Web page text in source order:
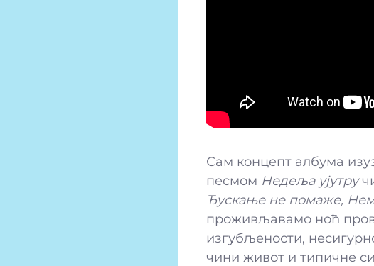
Сам концепт албума
песмом Недеља ујутру
Ђускање не помаже,
проживљавамо ноћ
изгубљености,
чини живот и типичне